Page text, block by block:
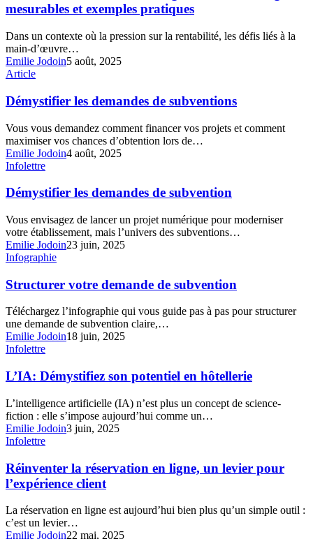
client
hôtellerie
gestion
:
gains
mesurables
et
pratiques
mesurables et exemples pratiques
Dans un contexte où la pression sur la rentabilité, les défis liés à la
main-d’œuvre…
Emilie Jodoin5 août, 2025
Démystifier
demandes
de
subventions
Article
Démystifier les demandes de subventions
Vous vous demandez comment financer vos projets et comment
maximiser vos chances d’obtention lors de…
Emilie Jodoin4 août, 2025
Démystifier
demandes
subvention
Infolettre
Démystifier les demandes de subvention
Vous envisagez de lancer un projet numérique pour moderniser
votre établissement, mais l’univers des subventions…
Emilie Jodoin23 juin, 2025
Structurer
demande
de
subvention
Infographie
Structurer votre demande de subvention
Téléchargez l’infographie qui vous guide pas à pas pour structurer
une demande de subvention claire,…
Emilie Jodoin18 juin, 2025
L’IA:
son
en
hôtellerie
Infolettre
L’IA: Démystifiez son potentiel en hôtellerie
L’intelligence artificielle (IA) n’est plus un concept de science-
fiction : elle s’impose aujourd’hui comme un…
Emilie Jodoin3 juin, 2025
Réinventer
réservation
en
ligne,
levier
pour
Infolettre
Réinventer la réservation en ligne, un levier pour
l’expérience client
La réservation en ligne est aujourd’hui bien plus qu’un simple outil :
c’est un levier…
Emilie Jodoin22 mai, 2025